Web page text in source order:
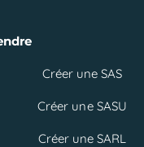
Créer une SAS
Créer une SASU
Créer une SARL